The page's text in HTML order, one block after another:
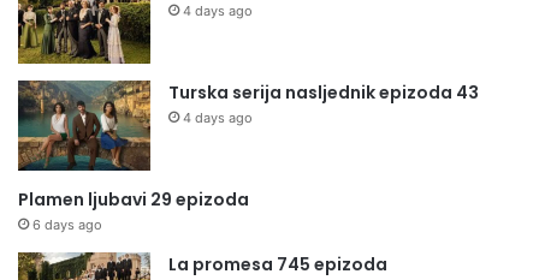
4 days ago
Turska serija nasljednik epizoda 43
4 days ago
Plamen ljubavi 29 epizoda
6 days ago
La promesa 745 epizoda